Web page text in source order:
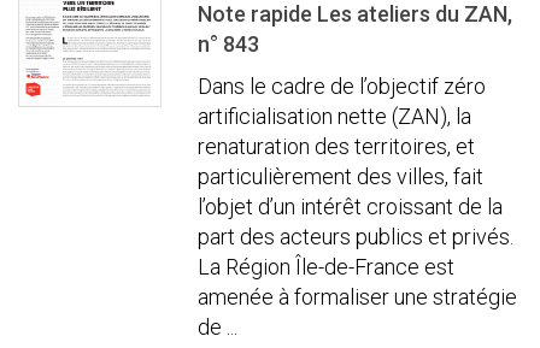
Note rapide Les ateliers du ZAN,
n° 843
Dans le cadre de l’objectif zéro
artificialisation nette (ZAN), la
renaturation des territoires, et
particulièrement des villes, fait
l’objet d’un intérêt croissant de la
part des acteurs publics et privés.
La Région Île-de-France est
amenée à formaliser une stratégie
de ...